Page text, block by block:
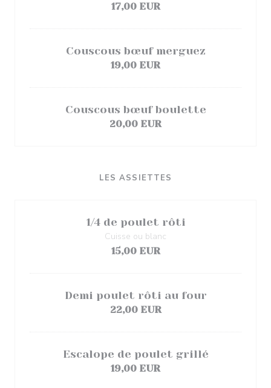
17,00 EUR
Couscous bœuf merguez
19,00 EUR
Couscous bœuf boulette
20,00 EUR
LES ASSIETTES
1/4 de poulet rôti
Cuisse ou blanc
15,00 EUR
Demi poulet rôti au four
22,00 EUR
Escalope de poulet grillé
19,00 EUR